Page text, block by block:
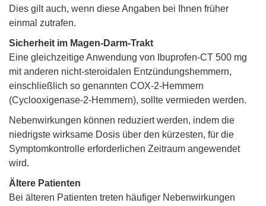
Dies gilt auch, wenn diese Angaben bei Ihnen früher
einmal zutrafen.
Sicherheit im Magen-Darm-Trakt
Eine gleichzeitige Anwendung von Ibuprofen-CT 500 mg
mit anderen nicht-steroidalen Entzündungshemmern,
einschließlich so genannten COX-2-Hemmern
(Cyclooxigenase-2-Hemmern), sollte vermieden werden.
Nebenwirkungen können reduziert werden, indem die
niedrigste wirksame Dosis über den kürzesten, für die
Symptomkontrolle erforderlichen Zeitraum angewendet
wird.
Ältere Patienten
Bei älteren Patienten treten häufiger Nebenwirkungen